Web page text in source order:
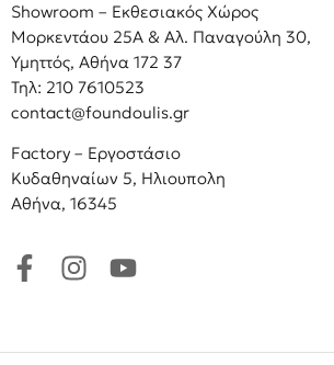
Showroom – Εκθεσιακός Χώρος
Μορκεντάου 25Α & Αλ. Παναγούλη 30,
Υμηττός, Αθήνα 172 37
Τηλ: 210 7610523
contact@foundoulis.gr
Factory – Εργοστάσιο
Κυδαθηναίων 5, Ηλιουπολη
Αθήνα, 16345